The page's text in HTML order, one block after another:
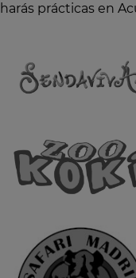
harás prácticas en